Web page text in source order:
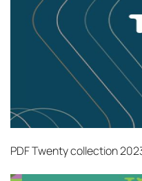
Каждый заказ
реального времени
мониторинга. Наша
специалистов с
международной
полную сохранность
температурного
маршрута.
PDFTwenty collection